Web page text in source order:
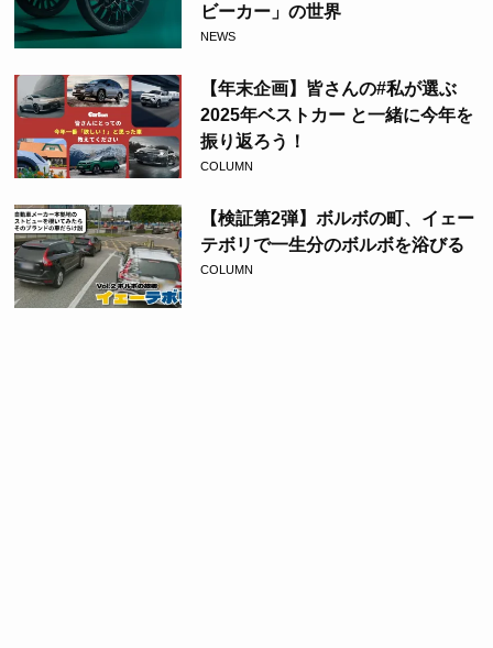
ビーカー」の世界
NEWS
【年末企画】皆さんの#私が選ぶ
2025年ベストカー と一緒に今年を
振り返ろう！
COLUMN
【検証第2弾】ボルボの町、イェー
テボリで一生分のボルボを浴びる
COLUMN